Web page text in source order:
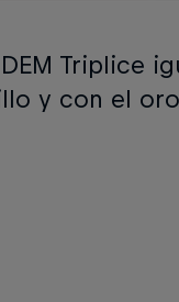
Triplice
y con el